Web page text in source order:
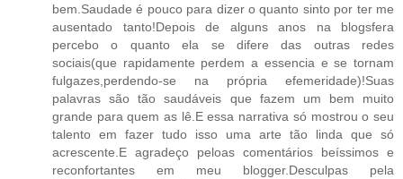
bem.Saudade é pouco para dizer o quanto sinto por ter me
ausentado tanto!Depois de alguns anos na blogsfera
percebo o quanto ela se difere das outras redes
sociais(que rapidamente perdem a essencia e se tornam
fulgazes,perdendo-se na própria efemeridade)!Suas
palavras são tão saudáveis que fazem um bem muito
grande para quem as lê.E essa narrativa só mostrou o seu
talento em fazer tudo isso uma arte tão linda que só
acrescente.E agradeço peloas comentários beíssimos e
reconfortantes em meu blogger.Desculpas pela